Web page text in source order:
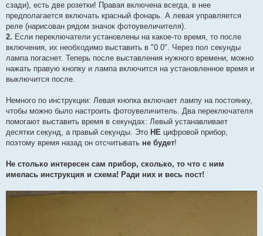
сзади), есть две розетки! Правая включена всегда, в нее
предполагается включать красный фонарь. А левая управляется
реле (нарисован рядом значок фотоувеличителя).
2. Если переключатели установлены на какое-то время, то после
включения, их необходимо выставить в "0 0". Через пол секунды
лампа погаснет. Теперь после выставления нужного времени, можно
нажать правую кнопку и лампа включится на установленное время и
выключится после.
Немного по инструкции: Левая кнопка включает лампу на постоянку,
чтобы можно было настроить фотоувеличитель. Два переключателя
помогают выставить время в секундах: Левый устанавливает
десятки секунд, а правый секунды. Это НЕ цифровой прибор,
поэтому время назад он отсчитывать не будет!
Не столько интересен сам прибор, сколько, то что с ним
имелась инструкция и схема! Ради них и весь пост!